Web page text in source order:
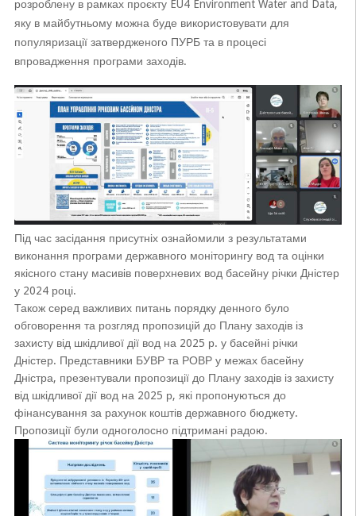
розроблену в рамках проєкту EU4 Environment Water and Data,
яку в майбутньому можна буде використовувати для
популяризації затвердженого ПУРБ та в процесі
впровадження програми заходів.
Під час засідання присутніх ознайомили з результатами
виконання програми державного моніторингу вод та оцінки
якісного стану масивів поверхневих вод басейну річки Дністер
у 2024 році.
Також серед важливих питань порядку денного було
обговорення та розгляд пропозицій до Плану заходів із
захисту від шкідливої дії вод на 2025 р. у басейні річки
Дністер. Представники БУВР та РОВР у межах басейну
Дністра, презентували пропозиції до Плану заходів із захисту
від шкідливої дії вод на 2025 р, які пропонуються до
фінансування за рахунок коштів державного бюджету.
Пропозиції були одноголосно підтримані радою.